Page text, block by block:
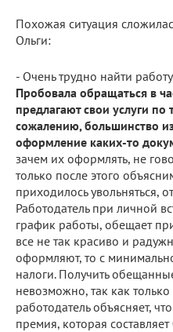
Похожая ситуация
Ольги:
- Очень трудно найти
Пробовала обращаться в
предлагают свои услуги по
сожалению, большинство
оформление каких-то
зачем их оформлять, не
только после этого
приходилось увольняться,
Работодатель при личной
график работы, обещает
все не так красиво и
оформляют, то с
налоги. Получить
невозможно, так как
работодатель объясняет,
премия, которая